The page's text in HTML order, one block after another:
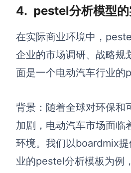
4. pestel分析模型的
在实际商业环境中，
企业的市场调研、战略规
面是一个电动汽车行业的
背景：随着全球对环保和
加剧，电动汽车市场面临
环境。我们以boardmix
业的pestel分析模板为例